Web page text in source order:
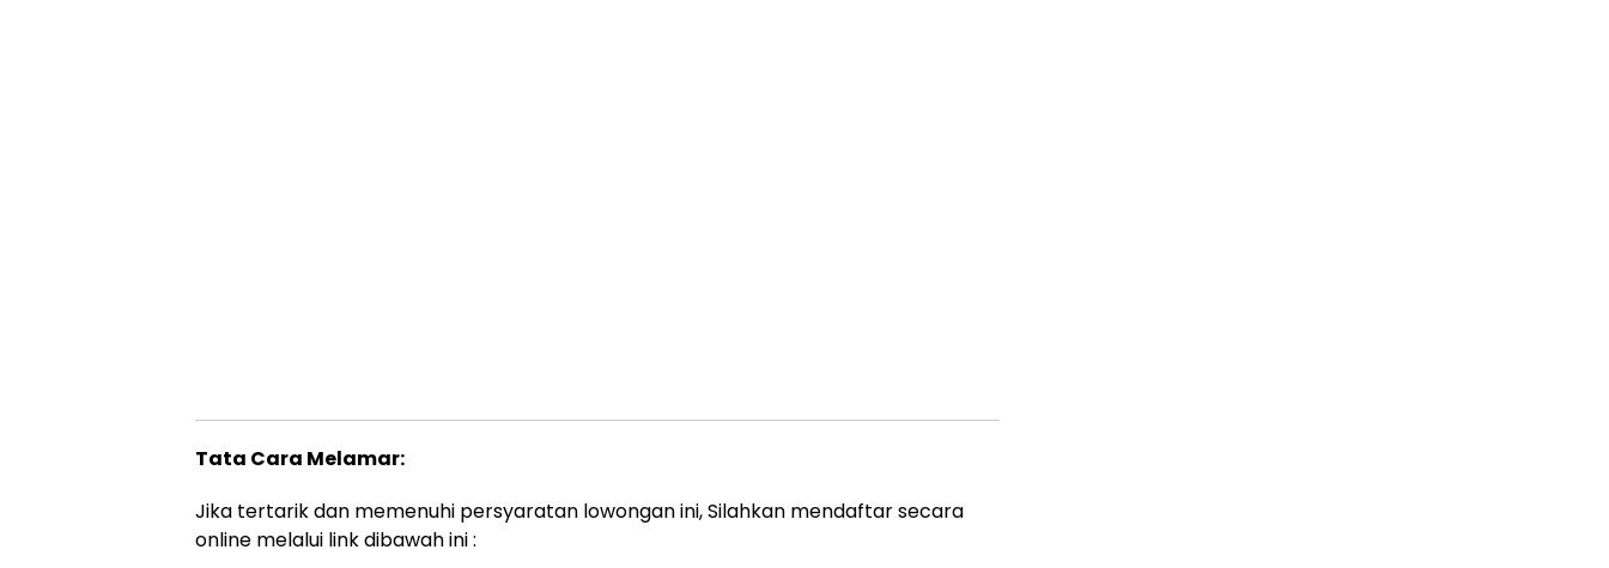
Tata Cara Melamar:
Jika tertarik dan memenuhi persyaratan lowongan ini, Silahkan mendaftar secara
online melalui link dibawah ini :